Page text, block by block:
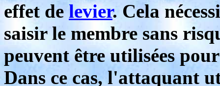
effet de levier. Cela
saisir le membre sans
peuvent être utilisées
Dans ce cas, l'attaquant